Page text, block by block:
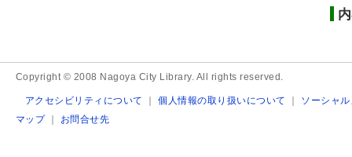
Copyright © 2008 Nagoya City Library. All rights reserved.
アクセシビリティについて ｜個人情報の取り扱いについて ｜ ソーシャ
マップ｜ お問合せ先